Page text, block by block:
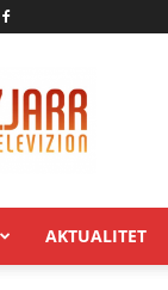
AKTUALITET